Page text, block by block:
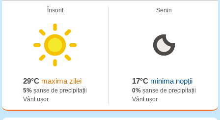
Însorit
29°C maxima zilei
5% șanse de precipitații
Vânt ușor
Senin
17°Cminima nopții
0%șanse de precipitații
Vânt ușor